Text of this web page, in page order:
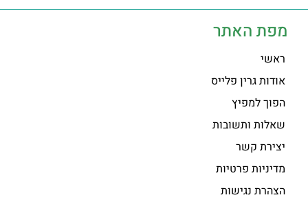
מפת האתר
ראשי
אודות גרין פלייס
הפוך למפיץ
שאלות ותשובות
יצירת קשר
מדיניות פרטיות
הצהרת נגישות